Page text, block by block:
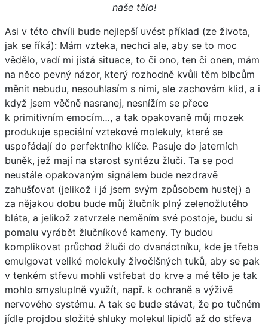
naše tělo!
Asi v této chvíli bude nejlepší uvést příklad (ze života,
jak se říká): Mám vzteka, nechci ale, aby se to moc
vědělo, vadí mi jistá situace, to či ono, ten či onen, mám
na něco pevný názor, který rozhodně kvůli těm blbcům
měnit nebudu, nesouhlasím s nimi, ale zachovám klid, a i
když jsem věčně nasranej, nesnížím se přece
k primitivním emocím…, a tak opakovaně můj mozek
produkuje speciální vztekové molekuly, které se
uspořádají do perfektního klíče. Pasuje do jaterních
buněk, jež mají na starost syntézu žluči. Ta se pod
neustále opakovaným signálem bude nezdravě
zahušťovat (jelikož i já jsem svým způsobem hustej) a
za nějakou dobu bude můj žlučník plný zelenožlutého
bláta, a jelikož zatvrzele neměním své postoje, budu si
pomalu vyrábět žlučníkové kameny. Ty budou
komplikovat průchod žluči do dvanáctníku, kde je třeba
emulgovat veliké molekuly živočišných tuků, aby se pak
v tenkém střevu mohli vstřebat do krve a mé tělo je tak
mohlo smysluplně využít, např. k ochraně a výživě
nervového systému. A tak se bude stávat, že po tučném
jídle projdou složité shluky molekul lipidů až do střeva